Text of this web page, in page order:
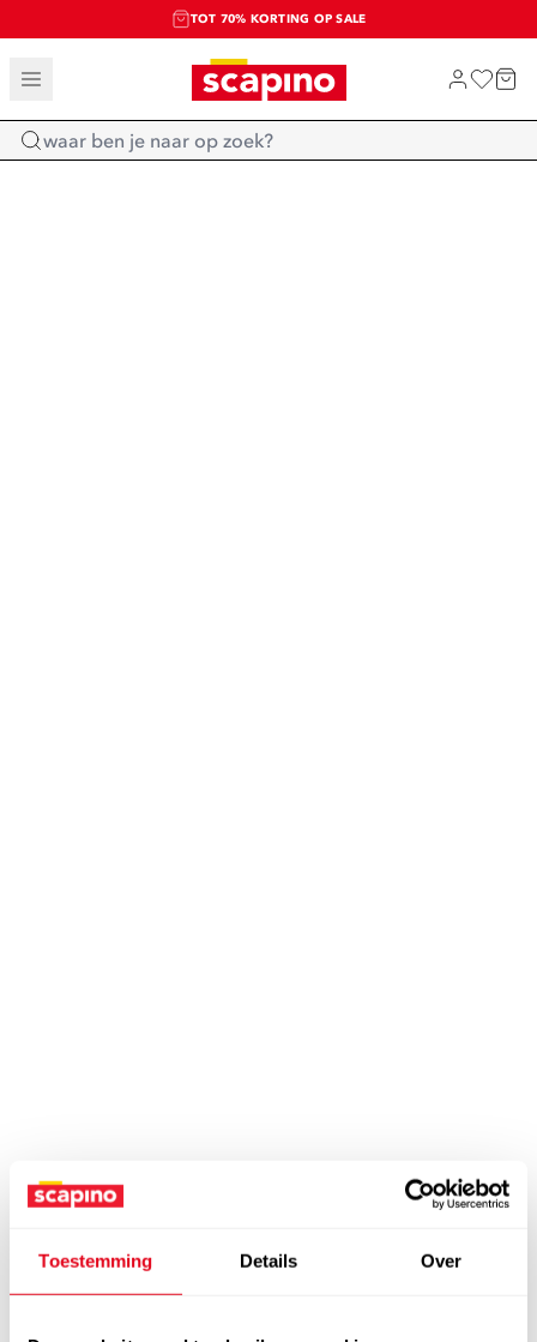
Toestemming Details Over
TOT 70% KORTING OP SALE
SALE: LAATSTE KANS!
SHOP NIEUW
Home